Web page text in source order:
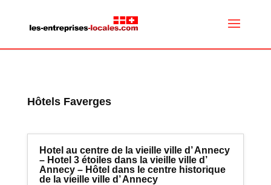
Hôtels Faverges
Hotel au centre de la vieille ville d’ Annecy
– Hotel 3 étoiles dans la vieille ville d’
Annecy – Hôtel dans le centre historique
de la vieille ville d’ Annecy